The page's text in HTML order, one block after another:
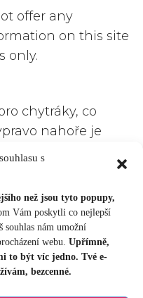
s
než jsou tyto popupy,
Vám poskytli co nejlepší
souhlas nám umožní
webu. Upřímně,
to být víc jedno. Tvé e-
bezcenné.
offer any
on this site
only.
chytráky, co
nahoře je
to nebude